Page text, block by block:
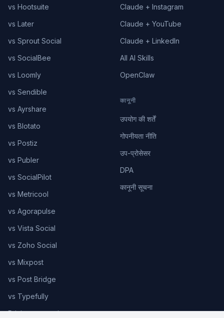
vs Hootsuite
vs Later
vs Sprout Social
vs SocialBee
vs Loomly
vs Sendible
vs Ayrshare
vs Blotato
vs Postiz
vs Publer
vs SocialPilot
vs Metricool
vs Agorapulse
vs Vista Social
vs Zoho Social
vs Mixpost
vs Post Bridge
vs Typefully
Pricing comparison
Claude + Instagram
Claude + YouTube
Claude + LinkedIn
All AI Skills
OpenClaw
कानूनी
उपयोग की शर्तें
गोपनीयता नीति
उप-प्रोसेसर
DPA
कानूनी सूचना